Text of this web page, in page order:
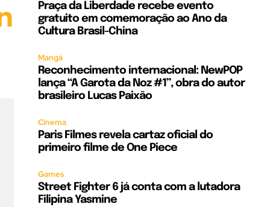
Praça da Liberdade recebe evento
gratuito em comemoração ao Ano da
Cultura Brasil-China
Mangá
Reconhecimento internacional: NewPOP
lança “A Garota da Noz #1”, obra do autor
brasileiro Lucas Paixão
Cinema
Paris Filmes revela cartaz oficial do
primeiro filme de One Piece
Games
Street Fighter 6 já conta com a lutadora
Filipina Yasmine